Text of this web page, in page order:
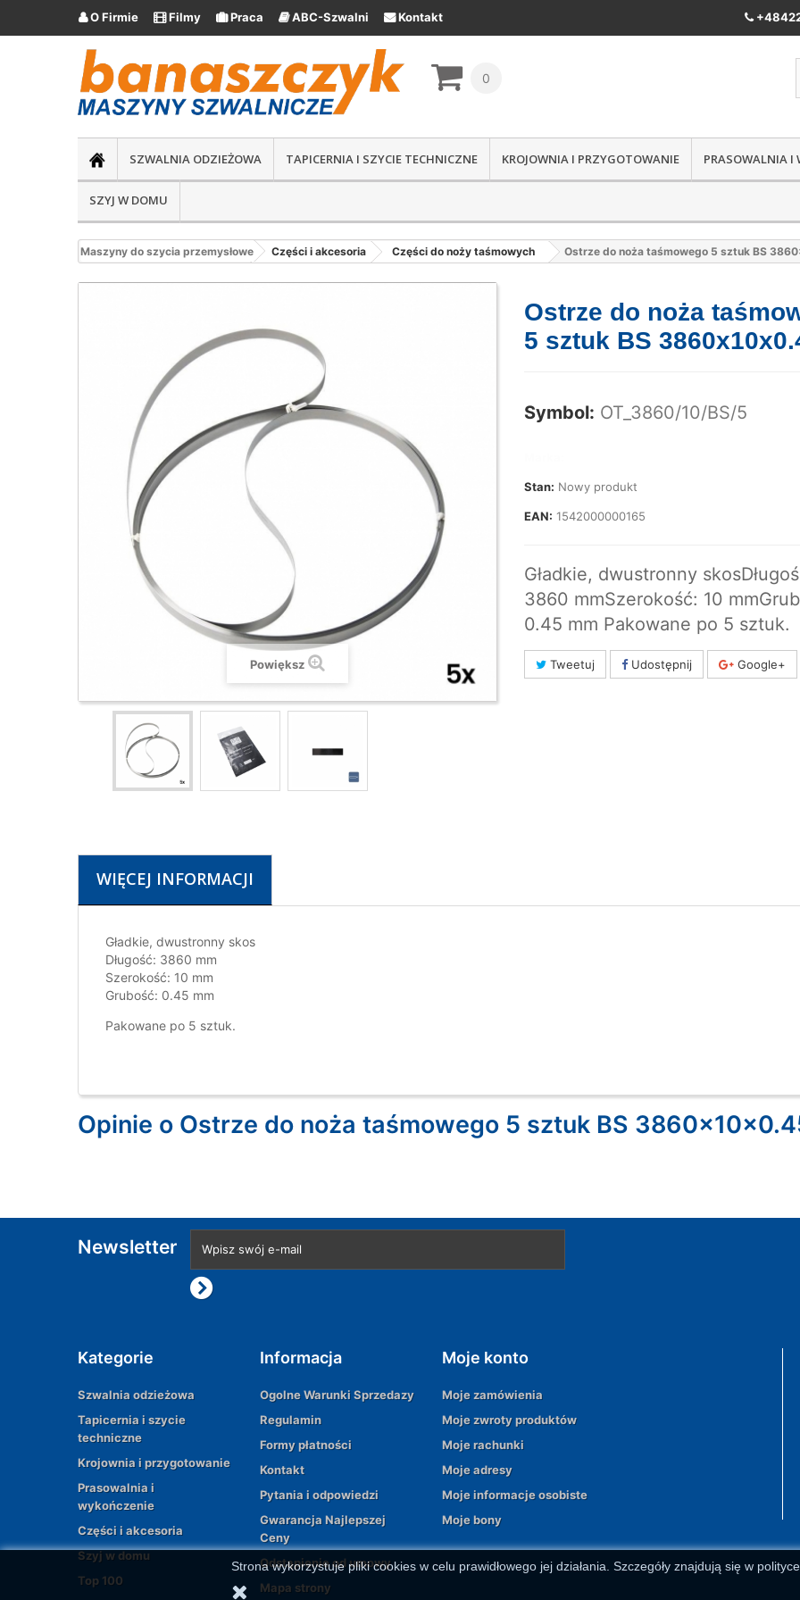
O Firmie Filmy Praca ABC-Szwalni Kontakt
0
SZWALNIA ODZIEŻOWA TAPICERNIA I SZYCIE TECHNICZNE KROJOWNIA I PRZYGOTOWANIE PRASOWALNIA I
SZYJ W DOMU
Maszyny do szycia przemysłowe Części i akcesoria Części do noży taśmowych Ostrze do noża taśmowego 5 sztuk BS
Powiększ
Ostrze do noża
5 sztuk BS
Symbol: OT_3860/10/BS/5
Stan: Nowy produkt
EAN: 1542000000165
Gładkie, dwustronny
3860 mmSzerokość: 10
0.45 mm Pakowane po 5 sztuk.
Tweetuj Udostępnij Google+
WIĘCEJ INFORMACJI
Gładkie, dwustronny skos
Długość: 3860 mm
Szerokość: 10 mm
Grubość: 0.45 mm
Pakowane po 5 sztuk.
Opinie o Ostrze do noża taśmowego 5 sztuk BS
Newsletter
Kategorie
Szwalnia odzieżowa
Tapicernia i szycie
techniczne
Krojownia i przygotowanie
Prasowalnia i
wykończenie
Części i akcesoria
Szyj w domu
Top 100
Informacja
Ogolne Warunki Sprzedazy
Regulamin
Formy płatności
Kontakt
Pytania i odpowiedzi
Gwarancja Najlepszej
Ceny
Odstąpienie od umowy
Mapa strony
Moje konto
Moje zamówienia
Moje zwroty produktów
Moje rachunki
Moje adresy
Moje informacje osobiste
Moje bony
Strona wykorzystuje pliki cookies w celu prawidłowego jej działania. Szczegóły znajdują się w